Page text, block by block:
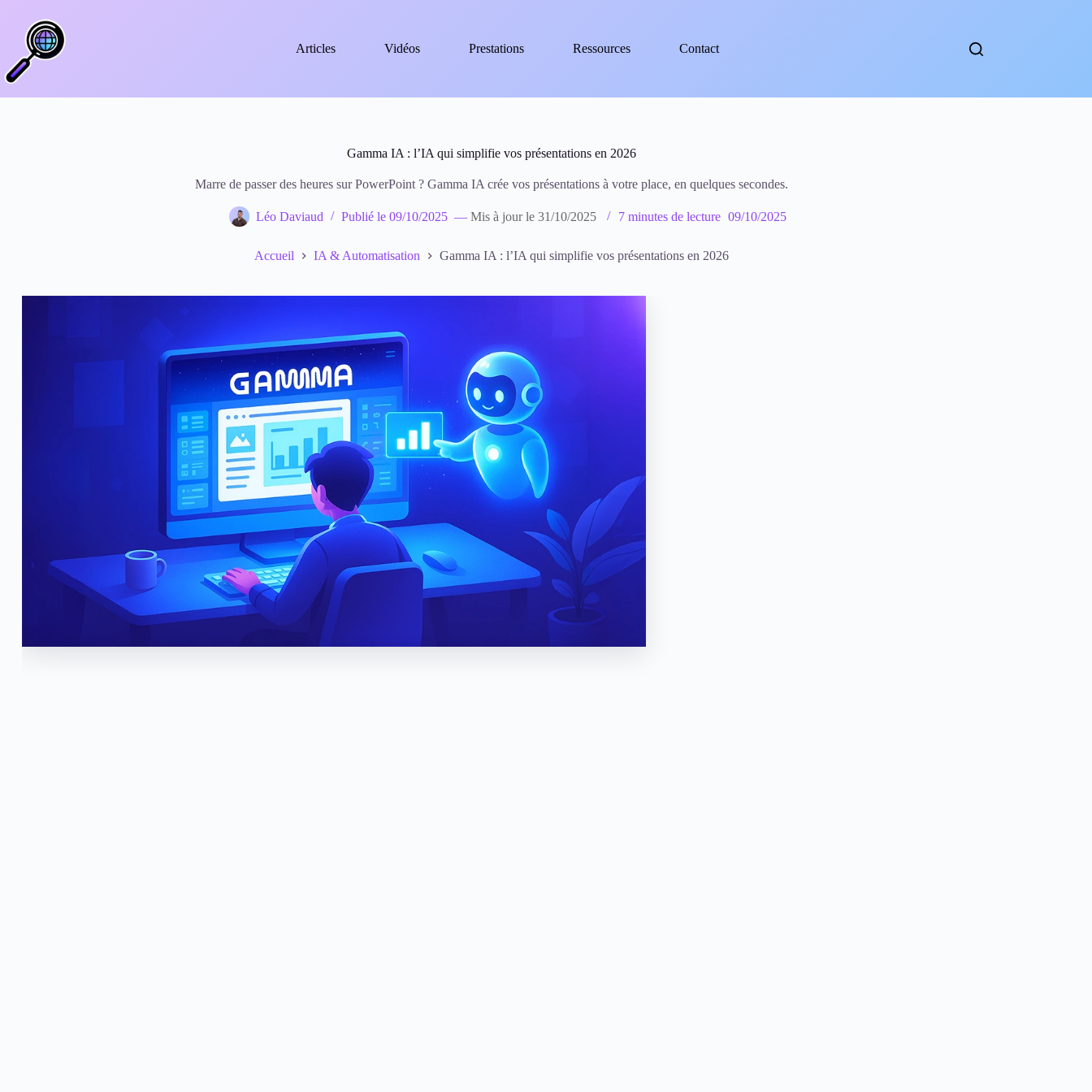
contenu
Articles
Vidéos Prestations Ressources Contact
Gamma IA : l’IA qui simplifie vos présentations en 2026
Marre de passer des heures sur PowerPoint ? Gamma IA crée vos présentations à votre place, en quelques secondes.
Léo Daviaud Publié le 09/10/2025 —Mis à jour le31/10/2025 7 minutes de lecture 09/10/2025
Accueil IA & Automatisation Gamma IA : l’IA qui simplifie vos présentations en 2026